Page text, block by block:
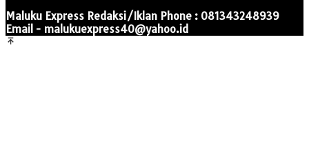
Maluku Express Redaksi/Iklan Phone : 081343248939
Email - malukuexpress40@yahoo.id